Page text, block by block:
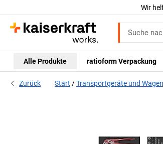
Wir
Alle Produkte ratioform Verpackung
Zurück Start Transportgeräte und Wagen